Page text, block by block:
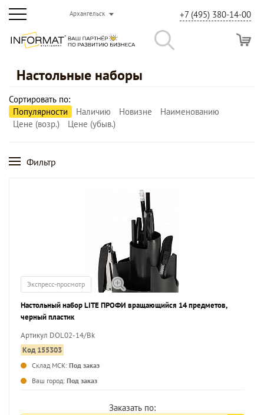
Архангельск +7 (495) 380-14-00
Настольные наборы
Сортировать по:
Популярности
Наличию Новизне
Наименованию
Цене (возр.)
Цене (убыв.)
Фильтр
Экспресс-просмотр
Настольный набор LITE ПРОФИ вращающийся 14 предметов,
черный пластик
Артикул DOL02-14/Bk
Код 155303
Склад МСК: Под заказ
Ваш город: Под заказ
Заказать по: